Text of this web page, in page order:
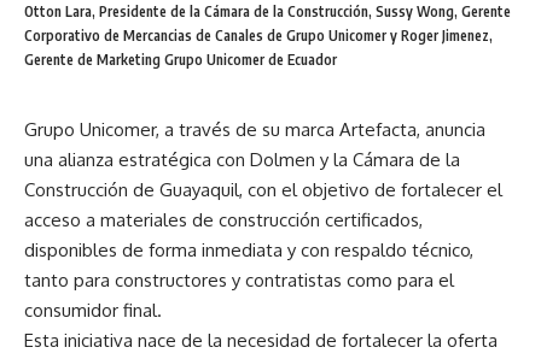
Otton Lara, Presidente de la Cámara de la Construcción, Sussy Wong, Gerente
Corporativo de Mercancias de Canales de Grupo Unicomer y Roger Jimenez,
Gerente de Marketing Grupo Unicomer de Ecuador
Grupo Unicomer, a través de su marca Artefacta, anuncia
una alianza estratégica con Dolmen y la Cámara de la
Construcción de Guayaquil, con el objetivo de fortalecer el
acceso a materiales de construcción certificados,
disponibles de forma inmediata y con respaldo técnico,
tanto para constructores y contratistas como para el
consumidor final.
Esta iniciativa nace de la necesidad de fortalecer la oferta